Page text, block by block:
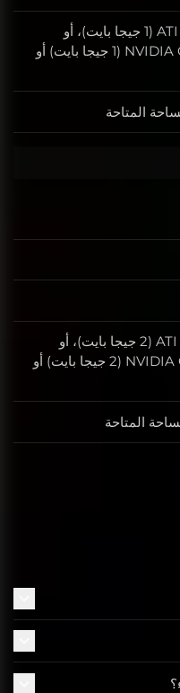
ATI Radeon HD 5770 (1 جيجا بايت)، أو
NVIDIA GeForce GTX 460 (1 جيجا بايت) أو
ATI Radeon HD 7970 (2 جيجا بايت)، أو
NVIDIA GeForce GTX 770 (2 جيجا بايت) أو